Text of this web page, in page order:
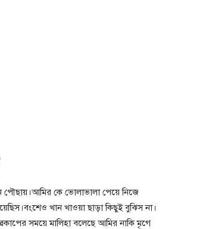
পৌছায়।আমির কে ভোলাভালা পেয়ে নিজে
খান খাওয়া ছাড়া কিছুই বুঝিস না।
সময়ে মালিহা বলেছে আমির নাকি মৃগে